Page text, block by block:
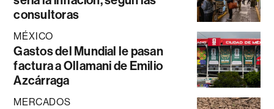
consultoras
MÉXICO
Gastos del Mundial le pasan
factura a Ollamani de Emilio
Azcárraga
MERCADOS